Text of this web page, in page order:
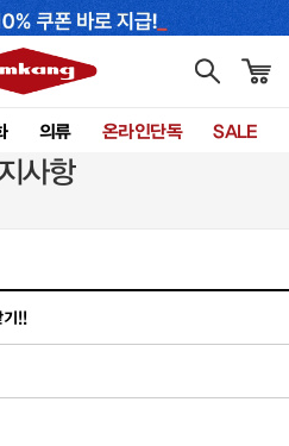
의류 온라인단독 SALE
사항
기!!